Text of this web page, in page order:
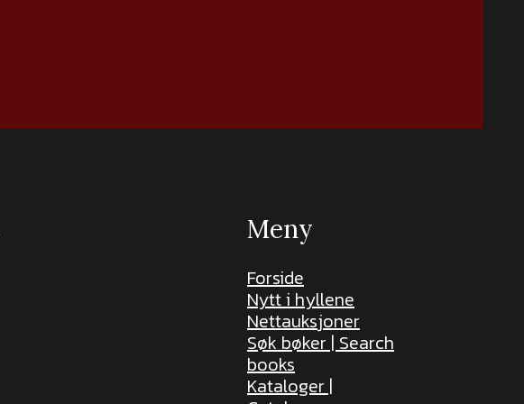
Meny
Forside
Nytt i hyllene
Nettauksjoner
Søk bøker | Search
books
Kataloger |